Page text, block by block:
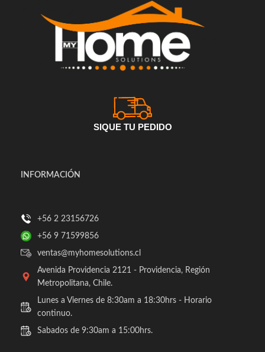
SIQUE TU PEDIDO
INFORMACIÓN
+56 2 23156726
+56 9 71599856
ventas@myhomesolutions.cl
Avenida Providencia 2121 - Providencia, Región
Metropolitana, Chile.
Lunes a Viernes de 8:30am a 18:30hrs - Horario
continuo.
Sabados de 9:30am a 15:00hrs.